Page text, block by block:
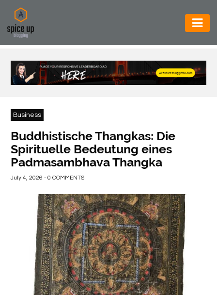
AUTOMOTIVE
BUSINESS
CONSTRUCTION
FOOD
BEVERAGES
GENERAL
HEALTH
LIFE
STYLE
REAL
ESTATE
Business
Buddhistische Thangkas: Die
Spirituelle Bedeutung eines
Padmasambhava Thangka
July 4, 2026 - 0 COMMENTS